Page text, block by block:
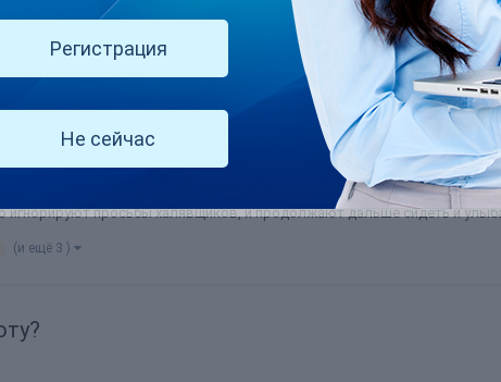
что у меня было это четыре часа. Обычно они приходят пос...
(и ещё 3 )
мемов?
— халявщики. Они начинают донимать всякими просьбами, типа
игнорируют просьбы халявщиков, и продолжают дальше сидеть и
(и ещё 3 )
Регистрация
Не сейчас